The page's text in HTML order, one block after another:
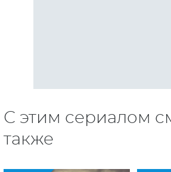
С этим сериалом
также